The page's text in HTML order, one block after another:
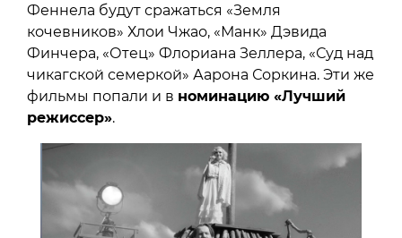
Феннела будут сражаться «Земля
кочевников» Хлои Чжао, «Манк» Дэвида
Финчера, «Отец» Флориана Зеллера, «Суд над
чикагской семеркой» Аарона Соркина. Эти же
фильмы попали и в номинацию «Лучший
режиссер».